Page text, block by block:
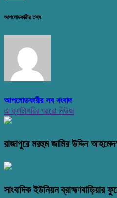
আপলোডকারীর তথ্য
আপলোডকারীর সব সংবাদ
এ ক্যাটাগরির আরো নিউজ
রাজাপুরে মরহুম জামির উদ্দিন
সাংবাদিক ইউনিয়ন ব্রাহ্মণবাড়িয়ার